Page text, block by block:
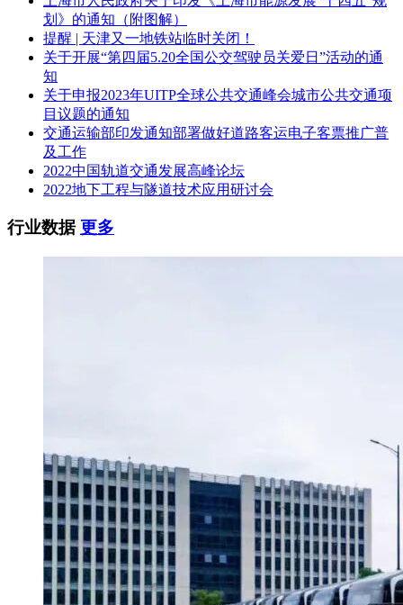
划》的通知（附图解）
提醒 | 天津又一地铁站临时关闭！
关于开展“第四届5.20全国公交驾驶员关爱日”活动的通
知
关于申报2023年UITP全球公共交通峰会城市公共交通项
目议题的通知
交通运输部印发通知部署做好道路客运电子客票推广普
及工作
2022中国轨道交通发展高峰论坛
2022地下工程与隧道技术应用研讨会
行业数据更多